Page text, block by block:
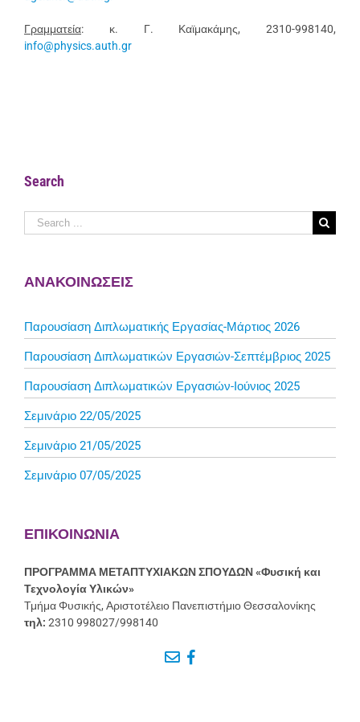
Γραμματεία: κ. Γ. Καϊμακάμης, 2310-998140,
info@physics.auth.gr
Search
Search
for:
ΑΝΑΚΟΙΝΩΣΕΙΣ
Παρουσίαση Διπλωματικής Εργασίας-Μάρτιος 2026
Παρουσίαση Διπλωματικών Εργασιών-Σεπτέμβριος 2025
Παρουσίαση Διπλωματικών Εργασιών-Ιούνιος 2025
Σεμινάριο 22/05/2025
Σεμινάριο 21/05/2025
Σεμινάριο 07/05/2025
ΕΠΙΚΟΙΝΩΝΙΑ
ΠΡΟΓΡΑΜΜΑ ΜΕΤΑΠΤΥΧΙΑΚΩΝ ΣΠΟΥΔΩΝ«Φυσική και
Τεχνολογία Υλικών»
Τμήμα Φυσικής, Αριστοτέλειο Πανεπιστήμιο Θεσσαλονίκης
τηλ: 2310 998027/998140